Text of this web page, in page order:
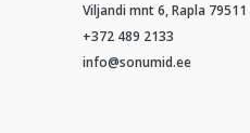
Viljandi mnt 6, Rapla 79511
+372 489 2133
info@sonumid.ee